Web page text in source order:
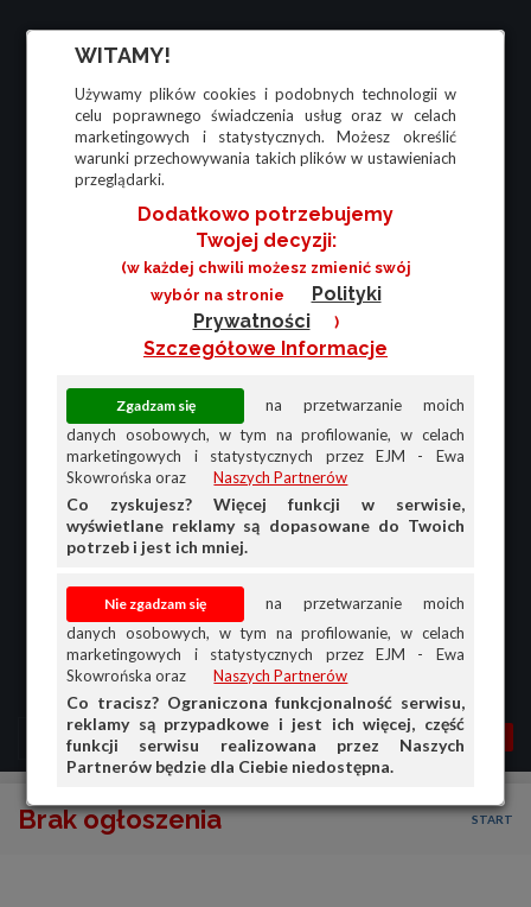
WITAMY!
Używamy plików cookies i podobnych technologii w
celu poprawnego świadczenia usług oraz w celach
marketingowych i statystycznych. Możesz określić
warunki przechowywania takich plików w ustawieniach
przeglądarki.
Dodatkowo potrzebujemy
Twojej decyzji:
(w każdej chwili możesz zmienić swój
wybór na stronie
Polityki
Prywatności
)
Szczegółowe Informacje
na przetwarzanie moich
danych osobowych, w tym na profilowanie, w celach
marketingowych i statystycznych przez EJM - Ewa
Skowrońska oraz
Naszych Partnerów
Co zyskujesz? Więcej funkcji w serwisie,
wyświetlane reklamy są dopasowane do Twoich
potrzeb i jest ich mniej.
na przetwarzanie moich
danych osobowych, w tym na profilowanie, w celach
marketingowych i statystycznych przez EJM - Ewa
Skowrońska oraz
Naszych Partnerów
Co tracisz? Ograniczona funkcjonalność serwisu,
reklamy są przypadkowe i jest ich więcej, część
funkcji serwisu realizowana przez Naszych
Partnerów będzie dla Ciebie niedostępna.
MENU MOJA AG
Brak ogłoszenia START